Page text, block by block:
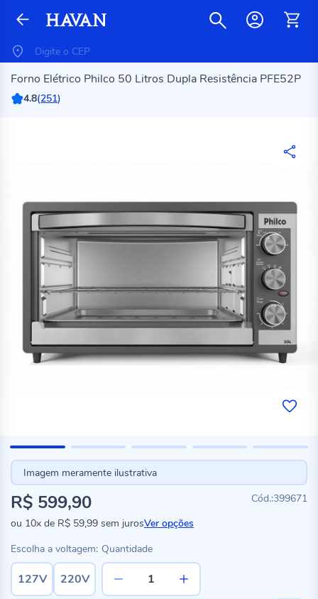
Forno Elétrico Philco 50 Litros Dupla Resistência PFE52P
4.8(251)
Imagem meramente ilustrativa
399671
R$ 599,90
ou 10x de R$ 59,99 sem jurosVer opções
Escolha a voltagem:
127V 220V
Quantidade